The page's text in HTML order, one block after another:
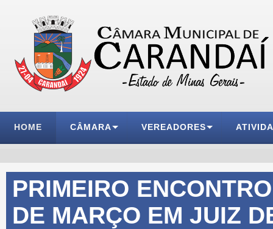
HOME CÂMARA VEREADORES
PRIMEIRO
DE MARÇO EM JUIZ